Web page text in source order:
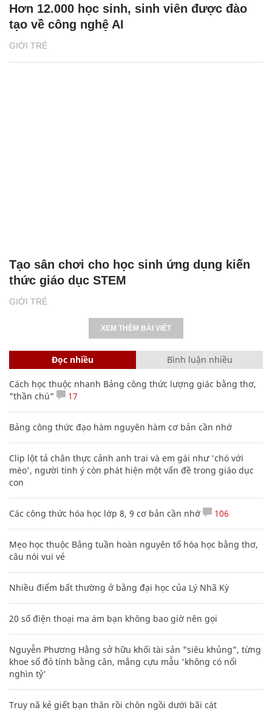
GIỚI TRẺ
Hơn 12.000 học sinh, sinh viên được đào
tạo về công nghệ AI
GIỚI TRẺ
Tạo sân chơi cho học sinh ứng dụng kiến
thức giáo dục STEM
XEM THÊM BÀI VIẾT
Đọc nhiều Bình luận nhiều
Cách học thuộc nhanh Bảng công thức lượng giác bằng thơ,
"thần chú"
17
Bảng công thức đạo hàm nguyên hàm cơ bản cần nhớ
Clip lột tả chân thực cảnh anh trai và em gái như 'chó với
mèo', người tinh ý còn phát hiện một vấn đề trong giáo dục
con
Các công thức hóa học lớp 8, 9 cơ bản cần nhớ 106
Mẹo học thuộc Bảng tuần hoàn nguyên tố hóa học bằng thơ,
câu nói vui vẻ
Nhiều điểm bất thường ở bằng đại học của Lý Nhã Kỳ
20 số điện thoại ma ám bạn không bao giờ nên gọi
Nguyễn Phương Hằng sở hữu khối tài sản "siêu khủng", từng
khoe sổ đỏ tính bằng cân, mắng cựu mẫu 'không có nổi
nghìn tỷ'
Truy nã kẻ giết bạn thân rồi chôn ngồi dưới bãi cát